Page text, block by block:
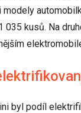
035 kusů. Na
byl podíl